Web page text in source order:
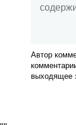
Автор
выходящее